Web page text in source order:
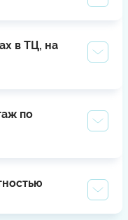
в ТЦ, на
по